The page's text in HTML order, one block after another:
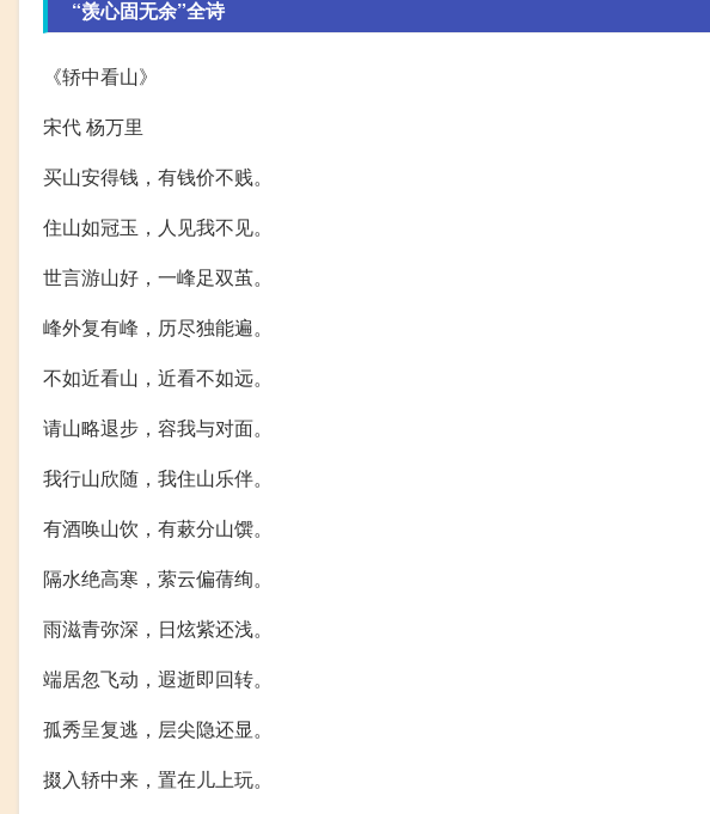
“羡心固无余”全诗
《轿中看山》
宋代 杨万里
买山安得钱，有钱价不贱。
住山如冠玉，人见我不见。
世言游山好，一峰足双茧。
峰外复有峰，历尽独能遍。
不如近看山，近看不如远。
请山略退步，容我与对面。
我行山欣随，我住山乐伴。
有酒唤山饮，有蔌分山馔。
隔水绝高寒，萦云偏蒨绚。
雨滋青弥深，日炫紫还浅。
端居忽飞动，遐逝即回转。
孤秀呈复逃，层尖隐还显。
掇入轿中来，置在儿上玩。